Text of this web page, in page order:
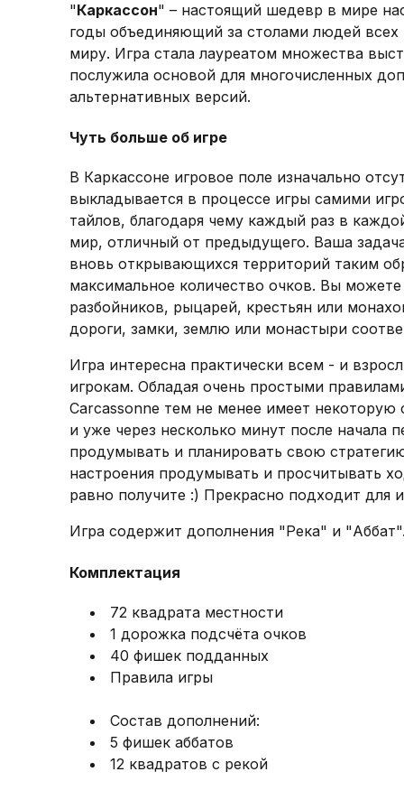
"Каркассон" – настоящий шедевр в мире
годы объединяющий за столами людей всех
миру. Игра стала лауреатом множества
послужила основой для многочисленных
альтернативных версий.
Чуть больше об игре
В Каркассоне игровое поле изначально
выкладывается в процессе игры самими
тайлов, благодаря чему каждый раз в
мир, отличный от предыдущего. Ваша
вновь открывающихся территорий таким
максимальное количество очков. Вы
разбойников, рыцарей, крестьян или
дороги, замки, землю или монастыри
Игра интересна практически всем - и
игрокам. Обладая очень простыми
Carcassonne тем не менее имеет некоторую
и уже через несколько минут после начала
продумывать и планировать свою
настроения продумывать и просчитывать
равно получите :) Прекрасно подходит для
Игра содержит дополнения "Река" и "Аббат".
Комплектация
72 квадрата местности
1 дорожка подсчёта очков
40 фишек подданных
Правила игры
Состав дополнений:
5 фишек аббатов
12 квадратов с рекой